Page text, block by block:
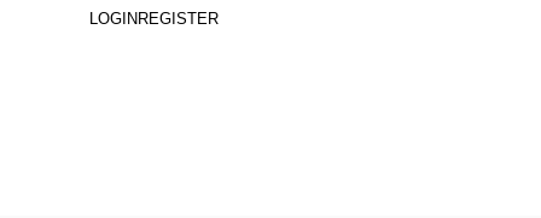
LOGIN REGISTER